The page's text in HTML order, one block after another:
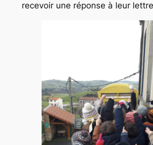
recevoir une réponse à leur